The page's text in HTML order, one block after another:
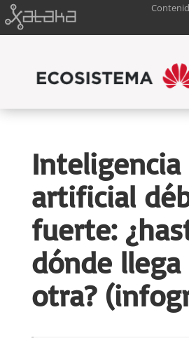
Inteligencia
artificial
fuerte:
dónde
otra?